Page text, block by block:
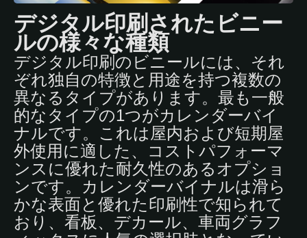
デジタル印刷されたビニー
ルの様々な種類
デジタル印刷のビニールには、それ
ぞれ独自の特徴と用途を持つ複数の
異なるタイプがあります。最も一般
的なタイプの1つがカレンダーバイ
ナルです。これは屋内および短期屋
外使用に適した、コストパフォーマ
ンスに優れた耐久性のあるオプショ
ンです。カレンダーバイナルは滑ら
かな表面と優れた印刷性で知られて
おり、看板、デカール、車両グラフ